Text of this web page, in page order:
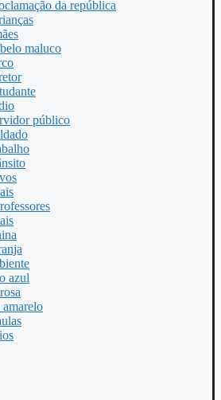
da república
maluco
público
azul